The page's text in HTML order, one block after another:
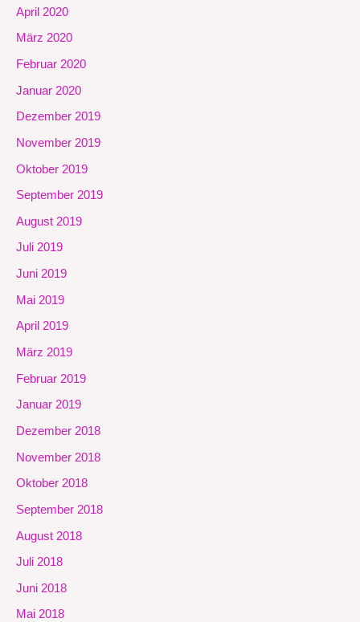
April 2020
März 2020
Februar 2020
Januar 2020
Dezember 2019
November 2019
Oktober 2019
September 2019
August 2019
Juli 2019
Juni 2019
Mai 2019
April 2019
März 2019
Februar 2019
Januar 2019
Dezember 2018
November 2018
Oktober 2018
September 2018
August 2018
Juli 2018
Juni 2018
Mai 2018